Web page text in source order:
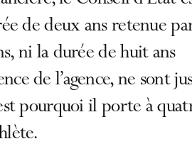
de deux ans retenue
ni la durée de huit ans
de l’agence, ne sont
pourquoi il porte à